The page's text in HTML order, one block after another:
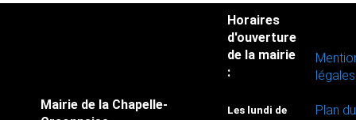
Mairie de la Chapelle-
Horaires
d'ouverture
de la mairie
:
Les lundi de
légales
Plan